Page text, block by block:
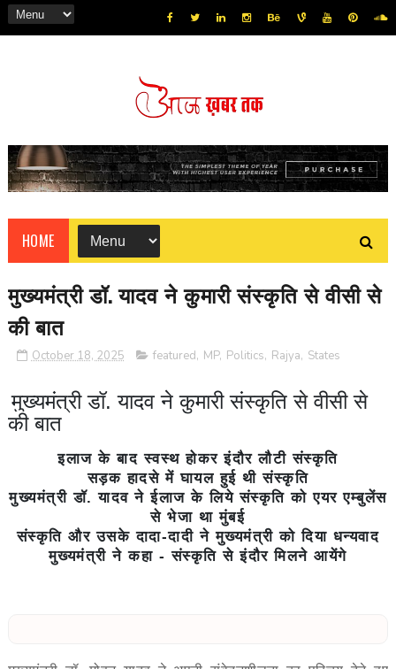
HOME
मुख्यमंत्री डॉ. यादव ने कुमारी संस्कृति से वीसी से
की बात
October 18, 2025 featured, MP, Politics, Rajya, States
मुख्यमंत्री डॉ. यादव ने कुमारी संस्कृति से वीसी से
की बात
इलाज के बाद स्वस्थ होकर इंदौर लौटी संस्कृति
सड़क हादसे में घायल हुई थी संस्कृति
मुख्यमंत्री डॉ. यादव ने ईलाज के लिये संस्कृति को एयर एम्बुलेंस
से भेजा था मुंबई
संस्कृति और उसके दादा-दादी ने मुख्यमंत्री को दिया धन्यवाद
मुख्यमंत्री ने कहा - संस्कृति से इंदौर मिलने आयेंगे